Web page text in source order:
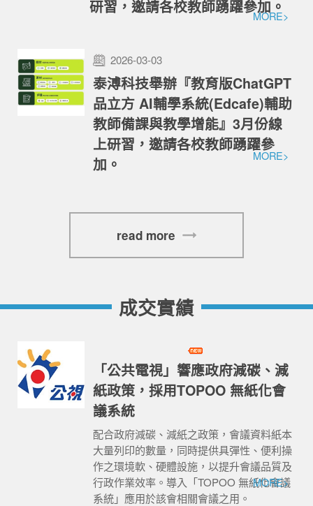
研習，邀請各校教師踴躍參加。
MORE>
泰溥科技舉辦『教育版ChatGPT
品立方 AI輔學系統(Edcafe)輔助
教師備課與教學增能』3月份線
上研習，邀請各校教師踴躍參
加。
2026-03-03
MORE>
read more
成交實績
「公共電視」響應政府減碳、減
紙政策，採用TOPOO 無紙化會
議系統
配合政府減碳、減紙之政策，會議資料紙本
大量列印的數量，同時提供具彈性、便利操
作之環境軟、硬體設施，以提升會議品質及
行政作業效率。導入「TOPOO 無紙化會議
系統」應用於該會相關會議之用。
MORE>